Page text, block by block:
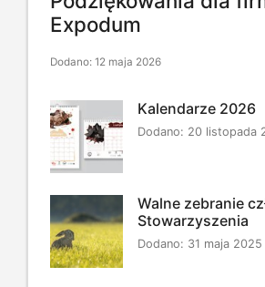
Expodum
Dodano: 12 maja 2026
Kalendarze 2026
Dodano: 20 listopada
Walne zebranie
Stowarzyszenia
Dodano: 31 maja 2025